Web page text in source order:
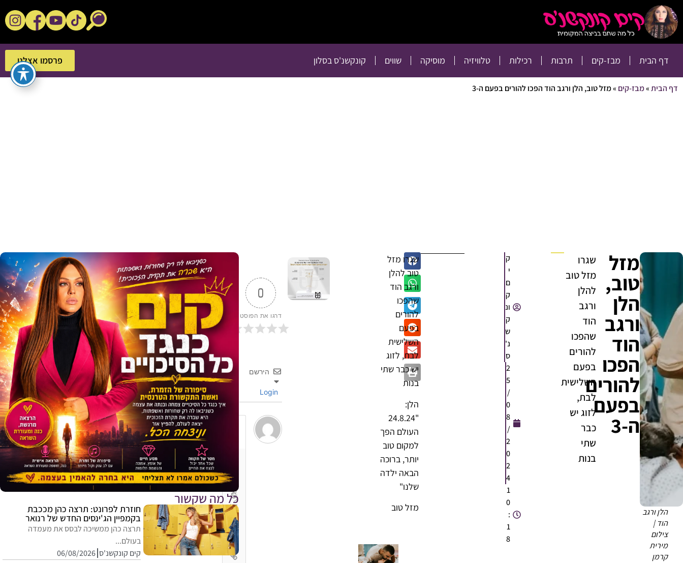
דף הבית מבז-קים תרבות רכילות טלוויזיה מוסיקה שווים קונקשנ'ס בסלון פרסמו אצלנו
פרסמו אצלנו
דף הבית»מבז-קים »מזל טוב, הלן ורגב הוד הפכו להורים בפעם ה-3
הלן ורגב
הוד |
צילום
מירית
קרמן
מזל
טוב,
הלן
ורגב
הוד
הפכו
להורים
בפעם
ה-3
שגרו
מזל טוב
להלן
ורגב
הוד
שהפכו
להורים
בפעם
השלישית
לבת,
לזוג יש
כבר
שתי
בנות
ק
י
ם
ק
ונ
ק
ש
נ'
ס
2
5
/
0
8
/
2
0
2
4
1
0
:
1
8
שגרו מזל
טוב להלן
ורגב הוד
שהפכו
להורים
בפעם
השלישית
לבת, לזוג
יש כבר שתי
בנות
הלן:
"24.8.24
העולם הפך
למקום טוב
יותר, ברוכה
הבאה ילדה
שלנו"
מזל טוב
0
דרגו את הפוסט
הירשם
כל מה שקשור
חוזרת לפרונט: תרצה כהן מככבת
בקמפיין הג'ינסים החדש של רנואר
תרצה כהן ממשיכה לבסס את מעמדה
בעולם...
קים קונקשנ'ס 06/08/2026